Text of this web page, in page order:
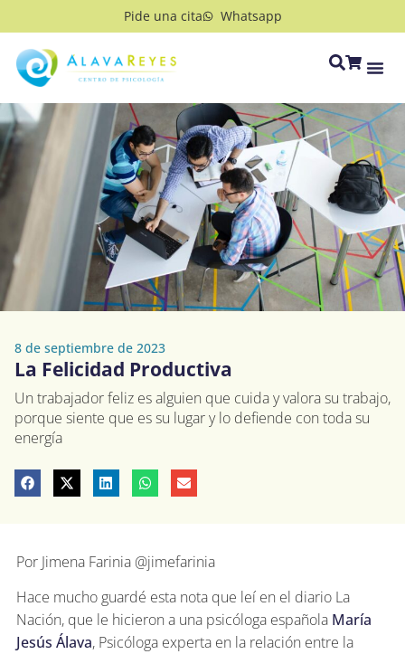
Pide una cita Whatsapp
8 de septiembre de 2023
La Felicidad Productiva
Un trabajador feliz es alguien que cuida y valora su trabajo,
porque siente que es su lugar y lo defiende con toda su
energía
Por Jimena Farinia @jimefarinia
Hace mucho guardé esta nota que leí en el diario La
Nación, que le hicieron a una psicóloga española María
Jesús Álava, Psicóloga experta en la relación entre la